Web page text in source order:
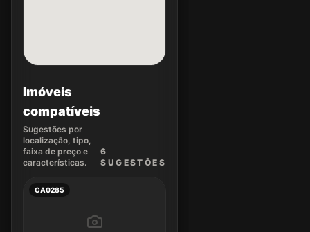
Imóveis
compatíveis
Sugestões por
localização, tipo,
faixa de preço e
características.
6
SUGEST ÕES
CA0285